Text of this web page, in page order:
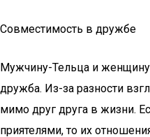
Совместимость в дружбе
Мужчину-Тельца и
дружба. Из-за разности
мимо друг друга в жизни.
приятелями, то их